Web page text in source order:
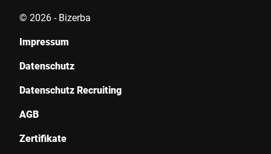
© 2026 - Bizerba
Impressum
Datenschutz
Datenschutz Recruiting
AGB
Zertifikate